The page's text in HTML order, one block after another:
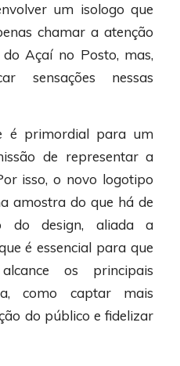
um isologo que
chamar a atenção
Açaí no Posto, mas,
sensações nessas
é primordial para um
de representar a
isso, o novo logotipo
amostra do que há de
do design, aliada a
é essencial para que
os principais
como captar mais
do público e fidelizar